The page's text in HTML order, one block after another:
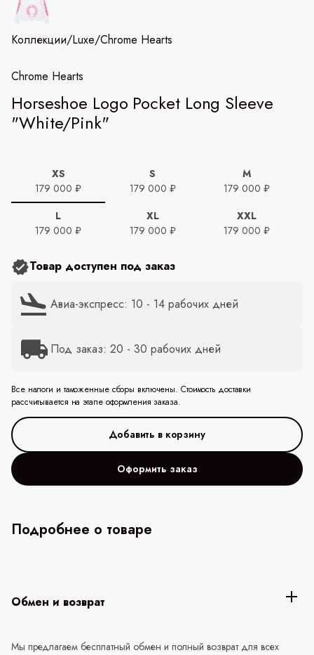
Коллекции/Luxe/Chrome Hearts
Chrome Hearts
Horseshoe Logo Pocket Long Sleeve
"White/Pink"
XS
179 000 ₽
S
179 000 ₽
M
179 000 ₽
L
179 000 ₽
XL
179 000 ₽
XXL
179 000 ₽
Товар доступен под заказ
Авиа-экспресс: 10 - 14 рабочих дней
Под заказ: 20 - 30 рабочих дней
Все налоги и таможенные сборы включены. Стоимость доставки
рассчитывается на этапе оформления заказа.
Оформить заказ
Подробнее о товаре
Обмен и возврат
Мы предлагаем бесплатный обмен и полный возврат для всех